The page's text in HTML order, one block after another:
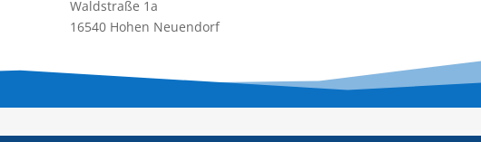
Waldstraße 1a
16540 Hohen Neuendorf